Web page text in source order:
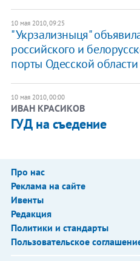
10 мая 2010, 09:25
"Укрзализныця"
российского и
порты Одесской области
10 мая 2010, 00:00
ИВАН КРАСИКОВ
ГУД на съедение
Про нас
Реклама на сайте
Ивенты
Редакция
Политики и стандарты
Пользовательское